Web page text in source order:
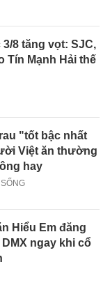
3/8 tăng vọt: SJC,
Tín Mạnh Hải thế
"tốt bậc nhất
Việt ăn thường
hay
Hiểu Em đăng
DMX ngay khi cổ